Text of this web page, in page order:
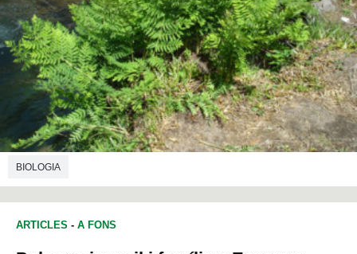
BIOLOGIA
ARTICLES - A FONS